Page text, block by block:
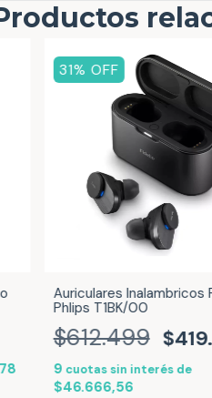
31% OFF
Auriculares Inalambricos
Phlips T1BK/00
$612.499
9 cuotas sin interés de
$46.666,56